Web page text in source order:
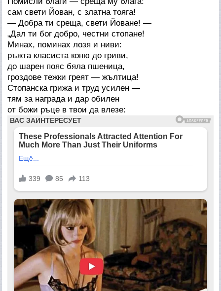
сам свети Йован, с златна тояга!
— Добра ти среща, свети Йоване! —
„Дал ти бог добро, честни стопане!
Минах, поминах лозя и ниви:
ръжта класиста коню до гриви,
до шарен пояс бяла пшеница,
гроздове тежки греят — жълтица!
Стопанска грижа и труд усилен —
тям за награда и дар обилен
от божи ръце в твои да влезе: